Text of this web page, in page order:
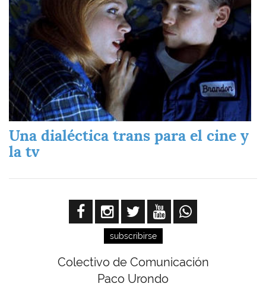
Una dialéctica trans para el cine y
la tv
subscribirse
Colectivo de Comunicación
Paco Urondo